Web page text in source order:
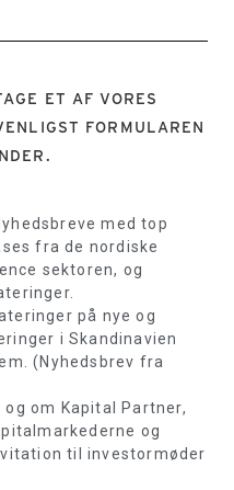
ET AF VORES
FORMULAREN
med top
fra de nordiske
sektoren, og
på nye og
i Skandinavien
(Nyhedsbrev fra
om Kapital Partner,
og
til investormøder